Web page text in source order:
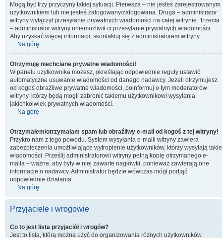
Mogą być trzy przyczyny takiej sytuacji. Pierwsza – nie jesteś zarejestrowanym
użytkownikiem lub nie jesteś zalogowany/zalogowana. Druga – administrator
witryny wyłączył przesyłanie prywatnych wiadomości na całej witrynie. Trzecia
– administrator witryny uniemożliwił ci przesyłanie prywatnych wiadomości.
Aby uzyskać więcej informacji, skontaktuj się z administratorem witryny.
Na górę
Otrzymuję niechciane prywatne wiadomości!
W panelu użytkownika możesz, określając odpowiednie reguły ustawić
automatyczne usuwanie wiadomości od danego nadawcy. Jeżeli otrzymujesz
od kogoś obraźliwe prywatne wiadomości, poinformuj o tym moderatorów
witryny, którzy będą mogli zabronić takiemu użytkownikowi wysyłania
jakichkolwiek prywatnych wiadomości.
Na górę
Otrzymałem/otrzymałam spam lub obraźliwy e-mail od kogoś z tej witryny!
Przykro nam z tego powodu. System wysyłania e-maili witryny zawiera
zabezpieczenia umożliwiające wytropienie użytkowników, którzy wysyłają takie
wiadomości. Prześlij administratorowi witryny pełną kopię otrzymanego e-
maila – ważne, aby były w niej zawarte nagłówki, ponieważ zawierają one
informacje o nadawcy. Administrator będzie wówczas mógł podjąć
odpowiednie działania.
Na górę
Przyjaciele i wrogowie
Co to jest lista przyjaciół i wrogów?
Jest to lista, którą można użyć do organizowania różnych użytkowników